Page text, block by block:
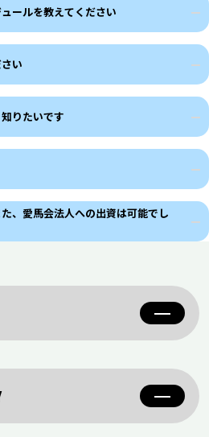
ールを教えてください
い
りたいです
、愛馬会法人への出資は可能でし